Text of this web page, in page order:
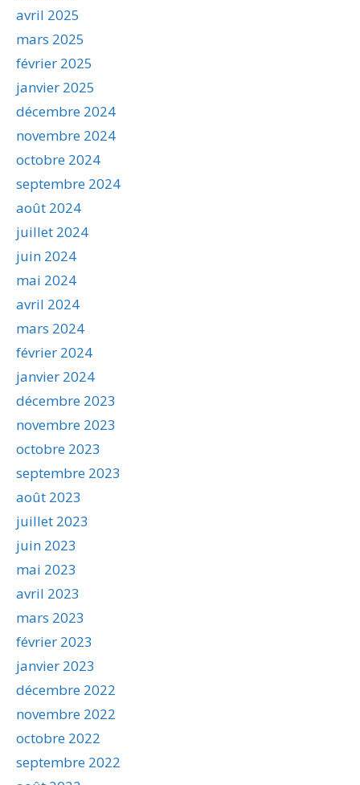
avril 2025
mars 2025
février 2025
janvier 2025
décembre 2024
novembre 2024
octobre 2024
septembre 2024
août 2024
juillet 2024
juin 2024
mai 2024
avril 2024
mars 2024
février 2024
janvier 2024
décembre 2023
novembre 2023
octobre 2023
septembre 2023
août 2023
juillet 2023
juin 2023
mai 2023
avril 2023
mars 2023
février 2023
janvier 2023
décembre 2022
novembre 2022
octobre 2022
septembre 2022